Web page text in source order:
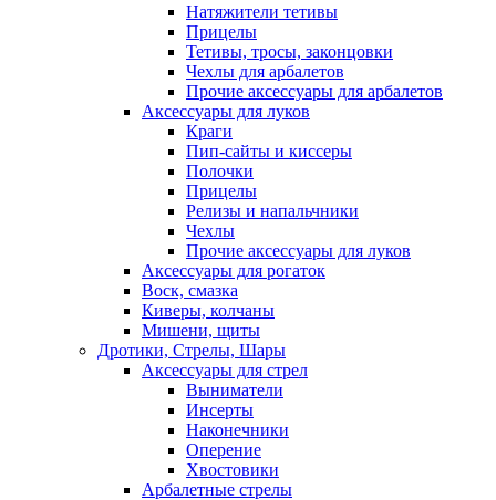
Натяжители тетивы
Прицелы
Тетивы, тросы, законцовки
Чехлы для арбалетов
Прочие аксессуары для арбалетов
Аксессуары для луков
Краги
Пип-сайты и киссеры
Полочки
Прицелы
Релизы и напальчники
Чехлы
Прочие аксессуары для луков
Аксессуары для рогаток
Воск, смазка
Киверы, колчаны
Мишени, щиты
Дротики, Стрелы, Шары
Аксессуары для стрел
Выниматели
Инсерты
Наконечники
Оперение
Хвостовики
Арбалетные стрелы